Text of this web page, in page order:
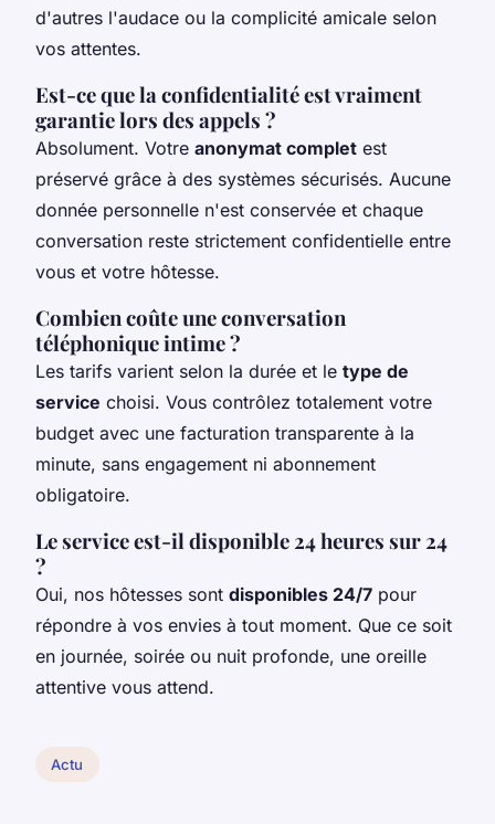
d'autres l'audace ou la complicité amicale selon
vos attentes.
Est-ce que la confidentialité est vraiment
garantie lors des appels ?
Absolument. Votre anonymat complet est
préservé grâce à des systèmes sécurisés. Aucune
donnée personnelle n'est conservée et chaque
conversation reste strictement confidentielle entre
vous et votre hôtesse.
Combien coûte une conversation
téléphonique intime ?
Les tarifs varient selon la durée et le type de
service choisi. Vous contrôlez totalement votre
budget avec une facturation transparente à la
minute, sans engagement ni abonnement
obligatoire.
Le service est-il disponible 24 heures sur 24
?
Oui, nos hôtesses sont disponibles 24/7 pour
répondre à vos envies à tout moment. Que ce soit
en journée, soirée ou nuit profonde, une oreille
attentive vous attend.
Actu